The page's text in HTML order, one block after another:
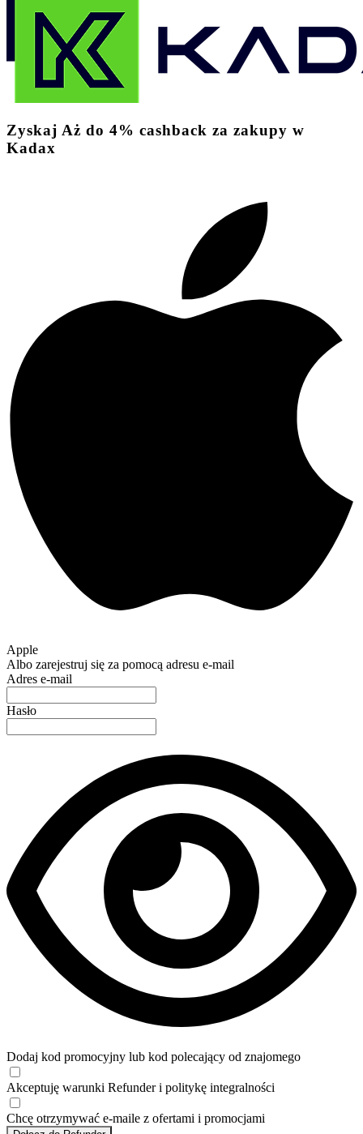
Zyskaj Aż do 4% cashback za zakupy w
Kadax
Apple
Albo zarejestruj się za pomocą adresu e-mail
Adres e-mail
Hasło
Dodaj kod promocyjny lub kod polecający od znajomego
Akceptuję warunki Refunder i politykę integralności
Chcę otrzymywać e-maile z ofertami i promocjami